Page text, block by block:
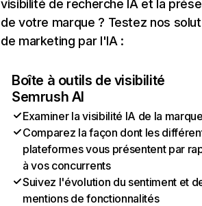
visibilité de recherche IA et la
de votre marque ? Testez nos
de marketing par l'IA :
Boîte à outils de visibilité
Semrush AI
Examiner la visibilité IA de la
Comparez la façon dont les
plateformes vous présentent par
à vos concurrents
Suivez l'évolution du sentiment et
mentions de fonctionnalités